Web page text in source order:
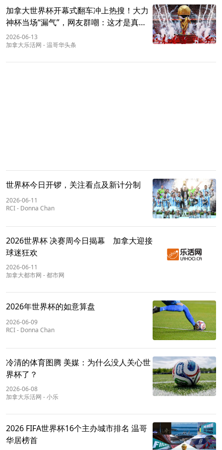
加拿大世界杯开幕式翻车冲上热搜！大力
神杯当场“漏气”，网友群嘲：这才是真正
的经济寒流
2026-06-13
加拿大乐活网 -温哥华头条
世界杯今日开锣，关注看点及新计分制
2026-06-11
RCI- Donna Chan
2026世界杯 决赛周今日揭幕 加拿大迎接
球迷狂欢
2026-06-11
加拿大都市网 -都市网
2026年世界杯的如意算盘
2026-06-09
RCI- Donna Chan
冷清的体育图腾 美媒：为什么没人关心世
界杯了？
2026-06-08
加拿大乐活网 -小乐
2026 FIFA世界杯16个主办城市排名 温哥
华居榜首